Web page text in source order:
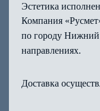
Эстетика
Компания
по городу Нижний
направлениях.
Доставка